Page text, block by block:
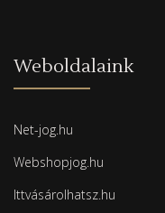
Weboldalaink
Net-jog.hu
Webshopjog.hu
Ittvásárolhatsz.hu